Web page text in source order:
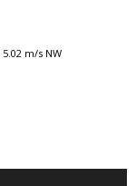
m/s NW